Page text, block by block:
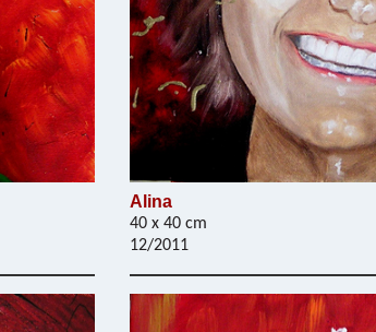
Alina
40 x 40 cm
12/2011